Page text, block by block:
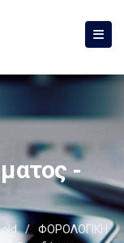
-
/
ΦΟΡΟΛΟΓΙΚΗ